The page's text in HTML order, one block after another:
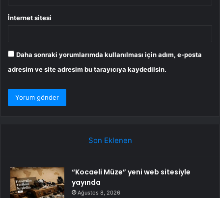
İnternet sitesi
Daha sonraki yorumlarımda kullanılması için adım, e-posta
adresim ve site adresim bu tarayıcıya kaydedilsin.
Son Eklenen
“Kocaeli Müze” yeni web sitesiyle
yayında
Ağustos 8, 2026